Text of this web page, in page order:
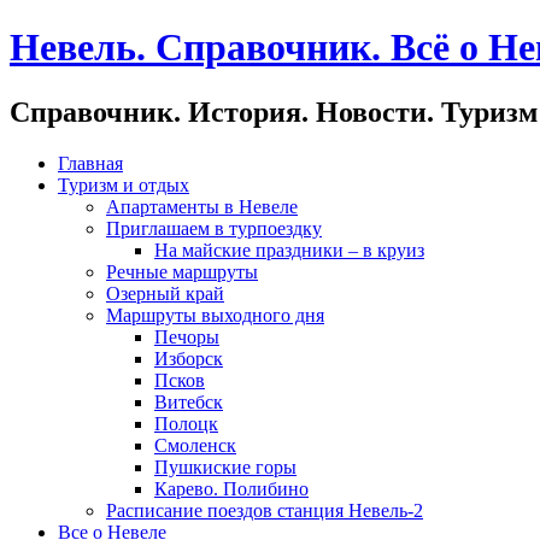
Невель. Справочник. Всё о
Справочник. История. Новости. Туризм
Главная
Туризм и отдых
Апартаменты в Невеле
Приглашаем в турпоездку
На майские праздники – в круиз
Речные маршруты
Озерный край
Маршруты выходного дня
Печоры
Изборск
Псков
Витебск
Полоцк
Смоленск
Пушкиские горы
Карево. Полибино
Расписание поездов станция Невель-2
Все о Невеле